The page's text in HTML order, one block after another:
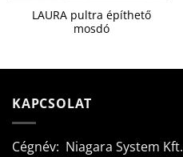
LAURA pultra építhető
mosdó
KAPCSOLAT
Cégnév: Niagara System Kft.